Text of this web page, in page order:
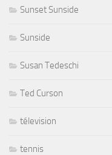
Sunset Sunside
Sunside
Susan Tedeschi
Ted Curson
télevision
tennis